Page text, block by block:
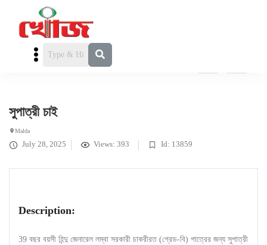
সুপাত্রী চাই
Malda
July 28, 2025 Views: 393 Id: 13859
Description:
39 বছর বয়সী হিন্দু জেনারেল লম্বা সরকারী চাকরীরত (গ্রেড-বি) পাত্রের জন্য সুপাত্রী